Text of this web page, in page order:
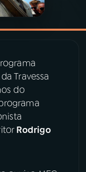
Travessa
do
Rodrigo